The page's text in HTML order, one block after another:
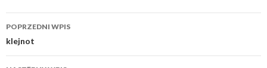
Nawigacja
wpisu
POPRZEDNI WPIS
klejnot